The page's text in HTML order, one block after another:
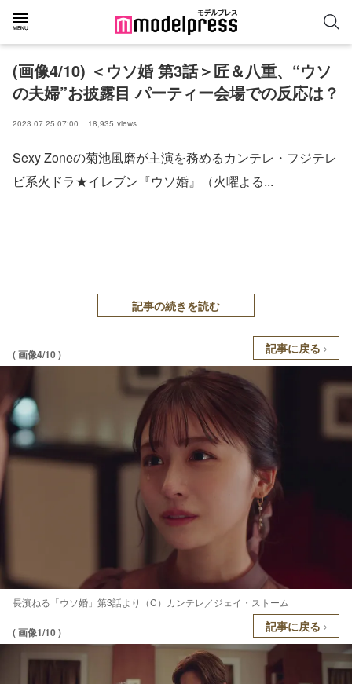
(画像4/10) ＜ウソ婚 第3話＞匠＆八重、“ウソ
の夫婦”お披露目 パーティー会場での反応は？
2023.07.25 07:00 18,935 views
Sexy Zoneの菊池風磨が主演を務めるカンテレ・フジテレ
ビ系火ドラ★イレブン『ウソ婚』（火曜よる...
記事の続きを読む
( 画像4/10 ) 記事に戻る
長濱ねる「ウソ婚」第3話より（C）カンテレ／ジェイ・ストーム
( 画像1/10 ) 記事に戻る